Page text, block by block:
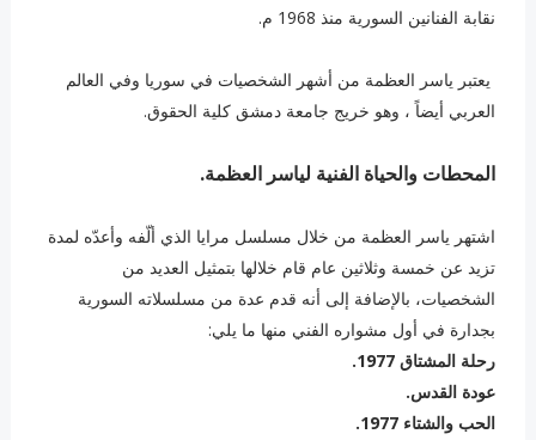
نقابة الفنانين السورية منذ 1968 م.
يعتبر ياسر العظمة من أشهر الشخصيات في سوريا وفي العالم
العربي أيضاً ، وهو خريج جامعة دمشق كلية الحقوق.
المحطات والحياة الفنية لياسر العظمة.
اشتهر ياسر العظمة من خلال مسلسل مرايا الذي ألّفه وأعدّه لمدة
تزيد عن خمسة وثلاثين عام قام خلالها بتمثيل العديد من
الشخصيات، بالإضافة إلى أنه قدم عدة من مسلسلاته السورية
بجدارة في أول مشواره الفني منها ما يلي:
رحلة المشتاق 1977.
عودة القدس.
الحب والشتاء 1977.